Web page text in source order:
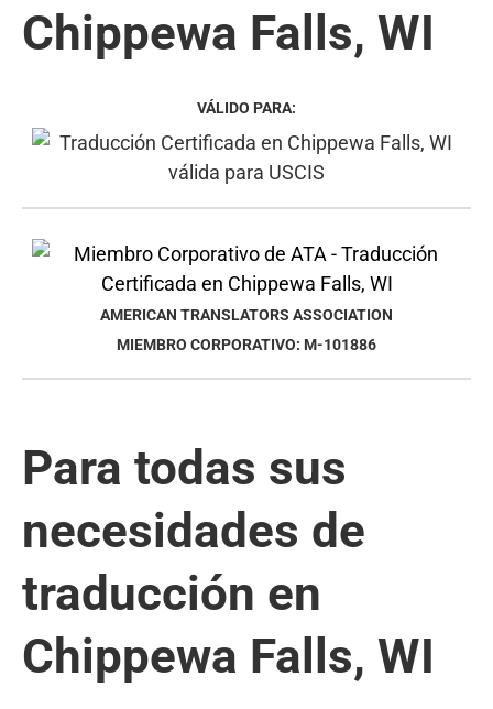
Chippewa Falls, WI
VÁLIDO PARA:
AMERICAN TRANSLATORS ASSOCIATION
MIEMBRO CORPORATIVO: M-101886
Para todas sus
necesidades de
traducción en
Chippewa Falls, WI